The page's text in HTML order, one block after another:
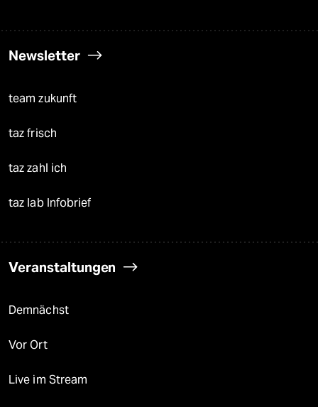
Newsletter
team zukunft
taz frisch
taz zahl ich
taz lab Infobrief
Veranstaltungen
Demnächst
Vor Ort
Live im Stream